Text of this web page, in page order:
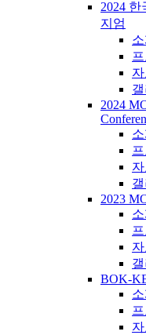
2024
지엄
소
갤
2024
소
갤
2023
소
갤
BOK-
소